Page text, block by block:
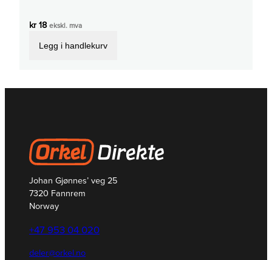
kr18 ekskl. mva
Legg i handlekurv
Johan Gjønnes’ veg 25
7320 Fannrem
Norway
+47 953 04 020
deler@orkel.no